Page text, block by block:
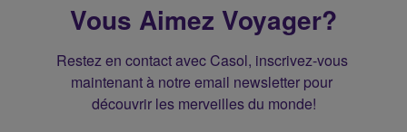
Vous Aimez Voyager?
Restez en contact avec Casol, inscrivez-vous
maintenant à notre email newsletter pour
découvrir les merveilles du monde!